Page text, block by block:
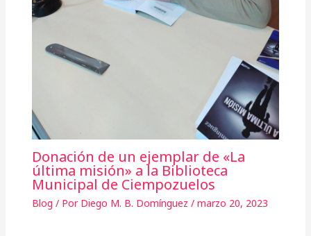
Donación de un ejemplar de «La
última misión» a la Biblioteca
Municipal de Ciempozuelos
Blog / Por Diego M. B. Domínguez / marzo 20, 2023